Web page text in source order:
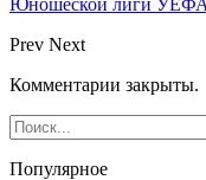
Prev Next
Комментарии закрыты.
Популярное